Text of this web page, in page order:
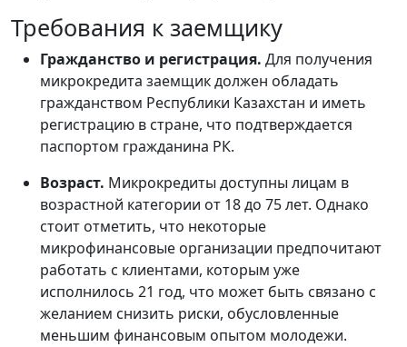
Требования к заемщику
Гражданство и регистрация. Для получения
микрокредита заемщик должен обладать
гражданством Республики Казахстан и иметь
регистрацию в стране, что подтверждается
паспортом гражданина РК.
Возраст. Микрокредиты доступны лицам в
возрастной категории от 18 до 75 лет. Однако
стоит отметить, что некоторые
микрофинансовые организации предпочитают
работать с клиентами, которым уже
исполнилось 21 год, что может быть связано с
желанием снизить риски, обусловленные
меньшим финансовым опытом молодежи.